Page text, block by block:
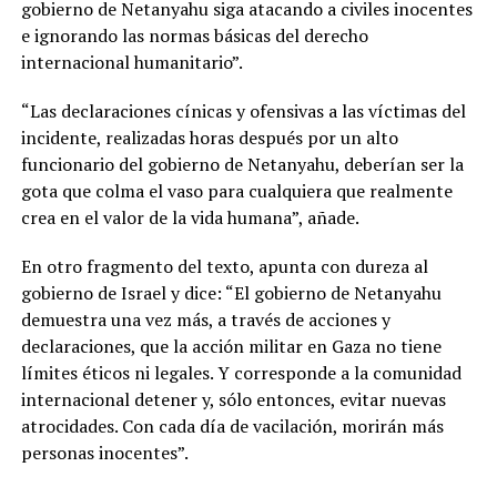
gobierno de Netanyahu siga atacando a civiles inocentes
e ignorando las normas básicas del derecho
internacional humanitario”.
“Las declaraciones cínicas y ofensivas a las víctimas del
incidente, realizadas horas después por un alto
funcionario del gobierno de Netanyahu, deberían ser la
gota que colma el vaso para cualquiera que realmente
crea en el valor de la vida humana”, añade.
En otro fragmento del texto, apunta con dureza al
gobierno de Israel y dice: “El gobierno de Netanyahu
demuestra una vez más, a través de acciones y
declaraciones, que la acción militar en Gaza no tiene
límites éticos ni legales. Y corresponde a la comunidad
internacional detener y, sólo entonces, evitar nuevas
atrocidades. Con cada día de vacilación, morirán más
personas inocentes”.